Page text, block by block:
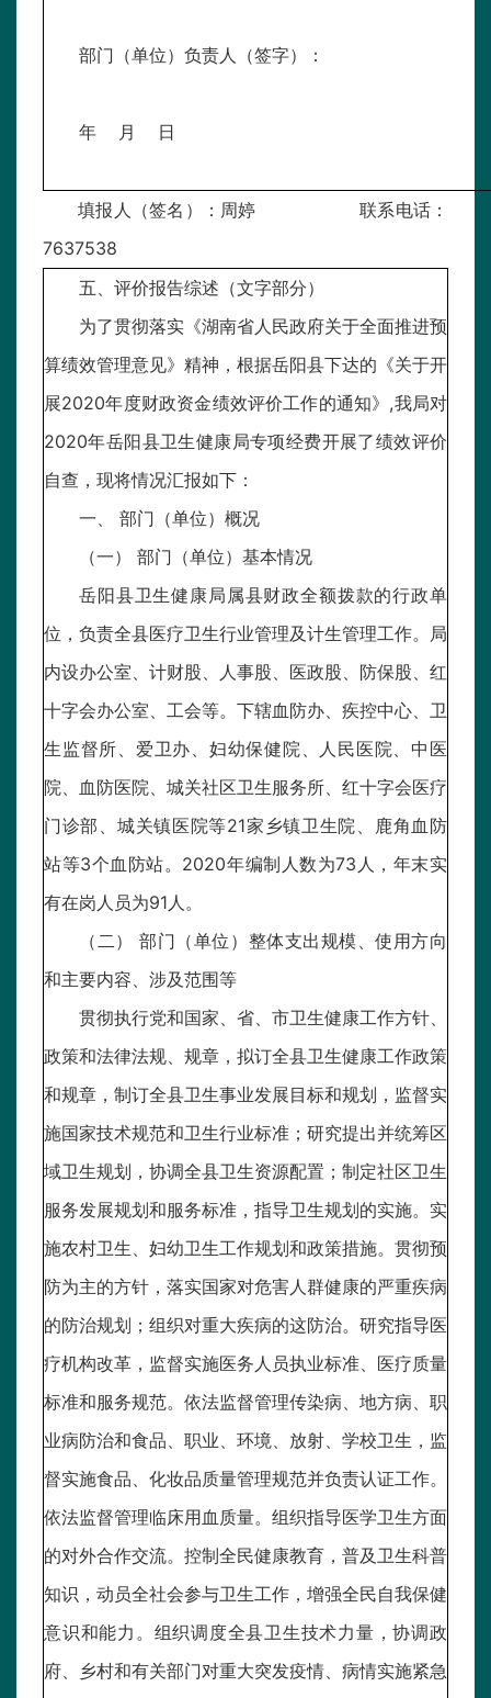
部门（单位）负责人（签字）：
年 月 日
填报人（签名）：周婷 联系电话：
7637538
五、评价报告综述（文字部分）
为了贯彻落实《湖南省人民政府关于全面推进预
算绩效管理意见》精神，根据岳阳县下达的《关于开
展2020年度财政资金绩效评价工作的通知》,我局对
2020年岳阳县卫生健康局专项经费开展了绩效评价
自查，现将情况汇报如下：
一、 部门（单位）概况
（一） 部门（单位）基本情况
岳阳县卫生健康局属县财政全额拨款的行政单
位，负责全县医疗卫生行业管理及计生管理工作。局
内设办公室、计财股、人事股、医政股、防保股、红
十字会办公室、工会等。下辖血防办、疾控中心、卫
生监督所、爱卫办、妇幼保健院、人民医院、中医
院、血防医院、城关社区卫生服务所、红十字会医疗
门诊部、城关镇医院等21家乡镇卫生院、鹿角血防
站等3个血防站。2020年编制人数为73人，年末实
有在岗人员为91人。
（二） 部门（单位）整体支出规模、使用方向
和主要内容、涉及范围等
贯彻执行党和国家、省、市卫生健康工作方针、
政策和法律法规、规章，拟订全县卫生健康工作政策
和规章，制订全县卫生事业发展目标和规划，监督实
施国家技术规范和卫生行业标准；研究提出并统筹区
域卫生规划，协调全县卫生资源配置；制定社区卫生
服务发展规划和服务标准，指导卫生规划的实施。实
施农村卫生、妇幼卫生工作规划和政策措施。贯彻预
防为主的方针，落实国家对危害人群健康的严重疾病
的防治规划；组织对重大疾病的这防治。研究指导医
疗机构改革，监督实施医务人员执业标准、医疗质量
标准和服务规范。依法监督管理传染病、地方病、职
业病防治和食品、职业、环境、放射、学校卫生，监
督实施食品、化妆品质量管理规范并负责认证工作。
依法监督管理临床用血质量。组织指导医学卫生方面
的对外合作交流。控制全民健康教育，普及卫生科普
知识，动员全社会参与卫生工作，增强全民自我保健
意识和能力。组织调度全县卫生技术力量，协调政
府、乡村和有关部门对重大突发疫情、病情实施紧急